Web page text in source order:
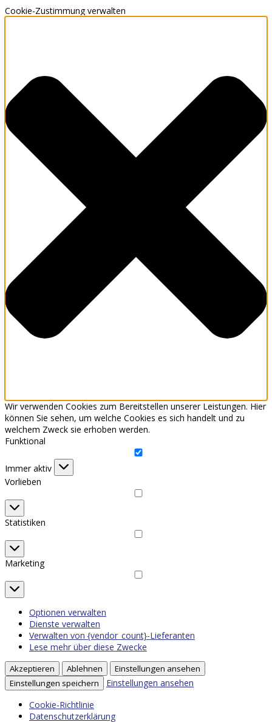
Cookie-Zustimmung verwalten
Wir verwenden Cookies zum Bereitstellen unserer Leistungen. Hier
können Sie sehen, um welche Cookies es sich handelt und zu
welchem Zweck sie erhoben werden.
Funktional
Funktional
Immer aktiv
Vorlieben
Vorlieben
Statistiken
Statistiken
Marketing
Marketing
Optionen verwalten
Dienste verwalten
Verwalten von {vendor_count}-Lieferanten
Lese mehr über diese Zwecke
Akzeptieren Ablehnen
Einstellungen ansehen
Einstellungen speichern
Einstellungen ansehen
Cookie-Richtlinie
Datenschutzerklärung